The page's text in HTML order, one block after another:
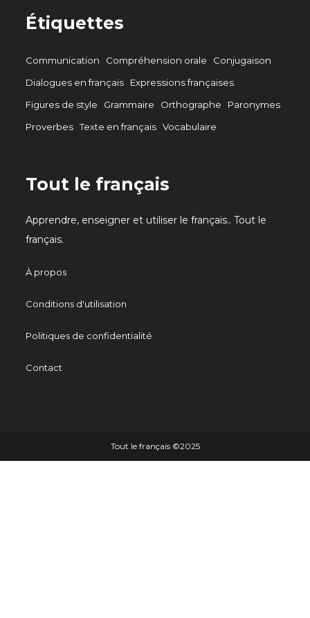
Étiquettes
Communication Compréhension orale
Conjugaison
Dialogues en français
Expressions françaises
Figures de style
Grammaire Orthographe
Paronymes
Proverbes Texte en français Vocabulaire
Tout le français
Apprendre, enseigner et utiliser le français.. Tout le
français.
À propos
Conditions d'utilisation
Politiques de confidentialité
Contact
Tout le français ©️2025